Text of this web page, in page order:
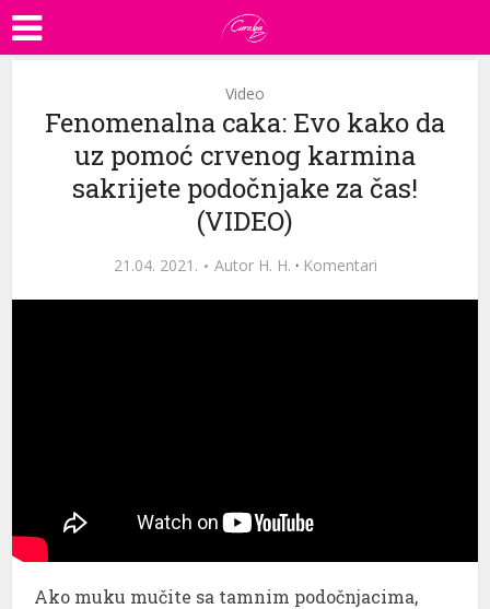
Video
Fenomenalna caka: Evo kako da
uz pomoć crvenog karmina
sakrijete podočnjake za čas!
(VIDEO)
21.04. 2021. Autor H. H. · Komentari
Ako muku mučite sa tamnim podočnjacima,